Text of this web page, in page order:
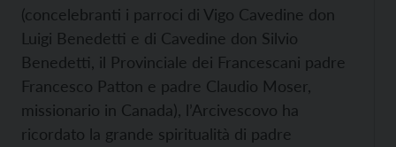
(concelebranti i parroci di Vigo Cavedine don
Luigi Benedetti e di Cavedine don Silvio
Benedetti, il Provinciale dei Francescani padre
Francesco Patton e padre Claudio Moser,
missionario in Canada), l’Arcivescovo ha
ricordato la grande spiritualità di padre